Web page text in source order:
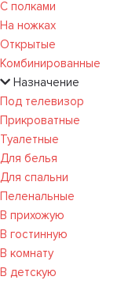
С полками
На ножках
Открытые
Комбинированные
Назначение
Под телевизор
Прикроватные
Туалетные
Для белья
Для спальни
Пеленальные
В прихожую
В гостинную
В комнату
В детскую